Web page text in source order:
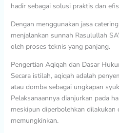
hadir sebagai solusi praktis dan
Dengan menggunakan jasa
menjalankan sunnah Rasulullah
oleh proses teknis yang panjang.
Pengertian Aqiqah dan Dasar
Secara istilah, aqiqah adalah
atau domba sebagai ungkapan
Pelaksanaannya dianjurkan pada
meskipun diperbolehkan dilakukan
memungkinkan.